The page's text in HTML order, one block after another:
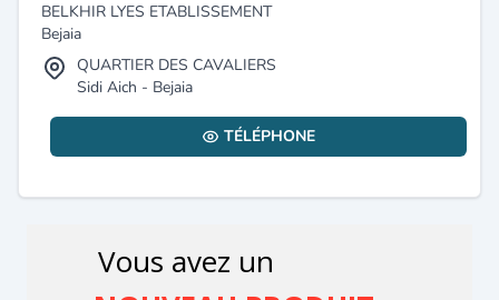
BELKHIR LYES ETABLISSEMENT
Bejaia
QUARTIER DES CAVALIERS
Sidi Aich - Bejaia
TÉLÉPHONE